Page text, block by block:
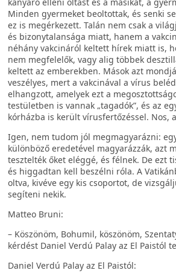
Minden gyermeket beoltottak, és senki
ez is megérkezett. Talán nem csak a
és bizonytalansága miatt, hanem a
néhány vakcináról keltett hírek miatt is,
nem megfelelők, vagy alig többek
keltett az emberekben. Mások azt
veszélyes, mert a vakcinával a vírus
elhangzott, amelyek ezt a
testületben is vannak „tagadók”, és az
kórházba is került vírusfertőzéssel. Nos,
Igen, nem tudom jól megmagyarázni:
különböző eredetével magyarázzák, azt
tesztelték őket eléggé, és félnek. De ezt
és higgadtan kell beszélni róla. A
oltva, kivéve egy kis csoportot, de
segíteni nekik.
Matteo Bruni:
– Köszönöm, Bohumil, köszönöm,
kérdést Daniel Verdú Palay az El Paistól
Daniel Verdú Palay az El Paistól: